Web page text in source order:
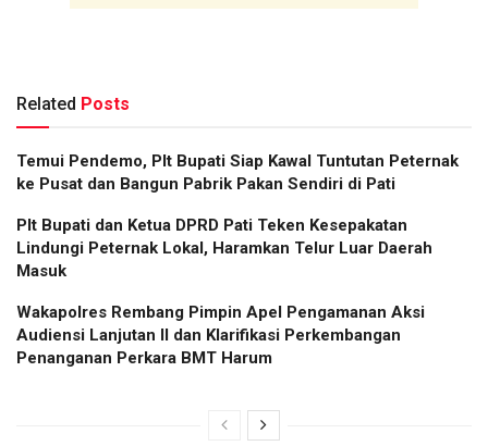
Related Posts
Temui Pendemo, Plt Bupati Siap Kawal Tuntutan Peternak
ke Pusat dan Bangun Pabrik Pakan Sendiri di Pati
Plt Bupati dan Ketua DPRD Pati Teken Kesepakatan
Lindungi Peternak Lokal, Haramkan Telur Luar Daerah
Masuk
Wakapolres Rembang Pimpin Apel Pengamanan Aksi
Audiensi Lanjutan II dan Klarifikasi Perkembangan
Penanganan Perkara BMT Harum